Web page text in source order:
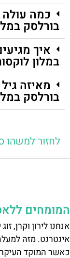
כמה עולה
בורלסק
איך
במלון
מאיזה
בורלסק
לחזור למשהו
המומחים
אנחנו לירון וקרן,
אינטרנט. מזה
כאשר המוקד